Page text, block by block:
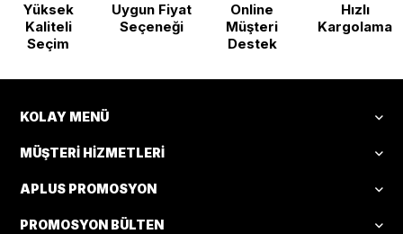
Yüksek
Kaliteli
Seçim
Uygun Fiyat
Seçeneği
Online
Müşteri
Destek
Hızlı
Kargolama
KOLAY MENÜ
MÜŞTERI HIZMETLERI
APLUS PROMOSYON
PROMOSYON BÜLTEN